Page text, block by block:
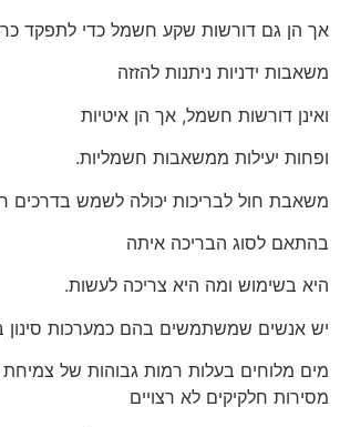
אך הן גם דורשות שקע חשמל כדי לתפקד
משאבות ידניות ניתנות להזזה
ואינן דורשות חשמל, אך הן איטיות
ופחות יעילות ממשאבות חשמליות.
משאבת חול לבריכות יכולה לשמש בדרכים
בהתאם לסוג הבריכה איתה
היא בשימוש ומה היא צריכה לעשות.
יש אנשים שמשתמשים בהם כמערכות סינון
מים מלוחים בעלות רמות גבוהות של צמיחת
מסירות חלקיקים לא רצויים